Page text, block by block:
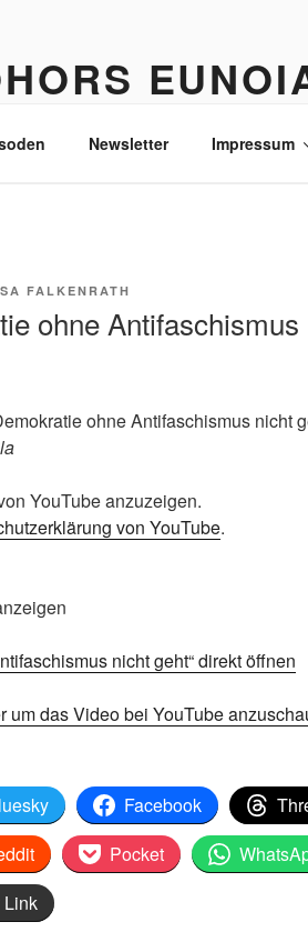
Newsletter Impressum
FALKENRATH
ohne Antifaschismus
ohne Antifaschismus nicht
YouTube anzuzeigen.
von YouTube.
nicht geht“ direkt öffnen
um das Video bei YouTube
Facebook
Pocket